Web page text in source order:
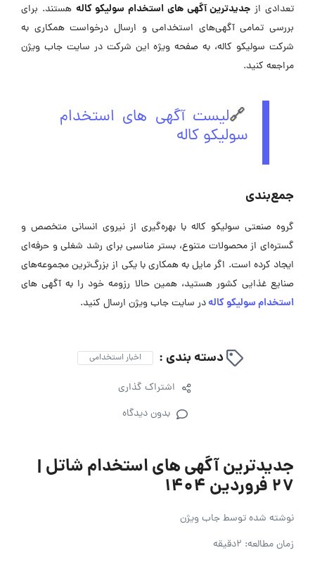
تعدادی از جدیدترین آگهی های استخدام سولیکو کاله هستند. برای
بررسی تمامی آگهی‌های استخدامی و ارسال درخواست همکاری به
شرکت سولیکو کاله، به صفحه ویژه این شرکت در ‌سایت جاب ویژن
مراجعه کنید.
🔗لیست آگهی های استخدام
سولیکو کاله
جمع‌بندی
گروه صنعتی سولیکو کاله با بهره‌گیری از نیروی انسانی متخصص و
گستره‌ای از محصولات متنوع، بستر مناسبی برای رشد شغلی و حرفه‌ای
ایجاد کرده است. اگر مایل به همکاری با یکی از بزرگ‌ترین مجموعه‌های
صنایع غذایی کشور هستید، همین حالا رزومه خود را به آگهی ‌های
استخدام سولیکو کالهدر سایت جاب ویژن ارسال کنید.
دسته بندی : اخبار استخدامی
اشتراک گذاری
بدون دیدگاه
جدیدترین آگهی های استخدام شاتل |
27 فروردین 1404
نوشته شده توسطجاب ویژن
زمان مطالعه: 2دقیقه